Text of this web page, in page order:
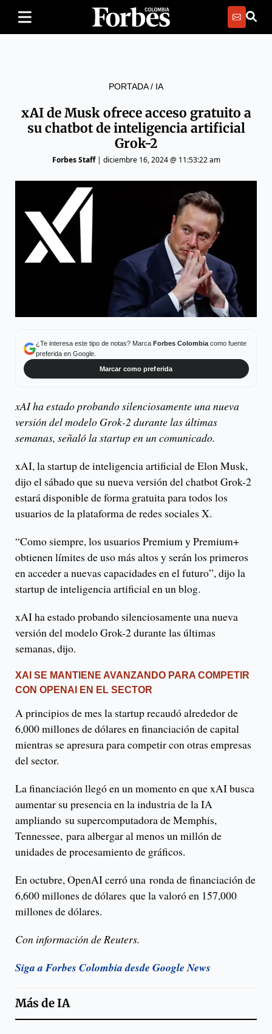
PORTADA/ IA
xAI de Musk ofrece acceso gratuito a
su chatbot de inteligencia artificial
Grok-2
Forbes Staff| diciembre 16, 2024 @ 11:53:22 am
¿Te interesa este tipo de notas? Marca Forbes Colombiacomo fuente
preferida en Google.
Marcar como preferida
xAI ha estado probando silenciosamente una nueva
versión del modelo Grok-2 durante las últimas
semanas, señaló la startup en un comunicado.
xAI, la startup de inteligencia artificial de Elon Musk,
dijo el sábado que su nueva versión del chatbot Grok-2
estará disponible de forma gratuita para todos los
usuarios de la plataforma de redes sociales X.
“Como siempre, los usuarios Premium y Premium+
obtienen límites de uso más altos y serán los primeros
en acceder a nuevas capacidades en el futuro”, dijo la
startup de inteligencia artificial en un blog.
xAI ha estado probando silenciosamente una nueva
versión del modelo Grok-2 durante las últimas
semanas, dijo.
XAI SE MANTIENE AVANZANDO PARA COMPETIR
CON OPENAI EN EL SECTOR
A principios de mes la startup recaudó alrededor de
6,000 millones de dólares en financiación de capital
mientras se apresura para competir con otras empresas
del sector.
La financiación llegó en un momento en que xAI busca
aumentar su presencia en la industria de la IA
ampliando su supercomputadora de Memphis,
Tennessee, para albergar al menos un millón de
unidades de procesamiento de gráficos.
En octubre, OpenAI cerró una ronda de financiación de
6,600 millones de dólares que la valoró en 157,000
millones de dólares.
Con información de Reuters.
Siga a Forbes Colombia desde Google News
Más deIA